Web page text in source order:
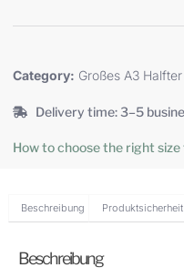
Category: Großes A3
Delivery time: 3–5
How to choose the right
Beschreibung
Beschreibung